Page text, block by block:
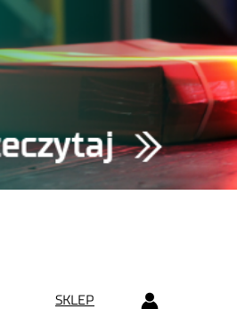
SKLEP